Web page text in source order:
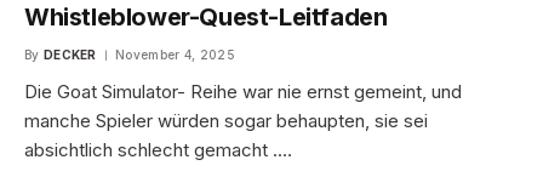
Whistleblower-Quest-Leitfaden
By DECKER November 4, 2025
Die Goat Simulator- Reihe war nie ernst gemeint, und
manche Spieler würden sogar behaupten, sie sei
absichtlich schlecht gemacht .…